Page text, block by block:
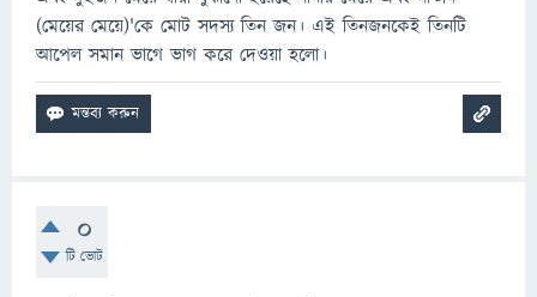
(মেয়ের মেয়ে)'কে মোট সদস্য তিন জন। এই তিনজনকেই তিনটি
আপেল সমান ভাগে ভাগ করে দেওয়া হলো।
0
টি ভোট